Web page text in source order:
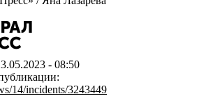
- 08:50
14/incidents/3243449